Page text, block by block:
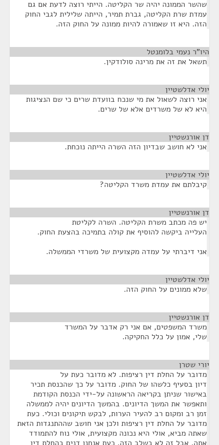
שהשר הממונה יהיה שר הקליטה. הייתי רוצה לדעת אם גם
עמדת שרת הקליטה, גברת תמיר, הייתה שלילית לגבי החוק
הזה. היא זו שאמורה להיות ממונה על החוק הזה.
היו"ר נעמי בלומנטל
תשאל את זה את מרינה סולודקין.
יולי אדלשטיין
אני רוצה לשאול את מי שנכח בוועדת שרים כי שם הנציגות
היא לא של משרדים אלא של שרים.
דן אורנשטיין
אני לא חושב שבדיון הזה השרה הייתה נוכחת.
יולי אדלשטיין
קיבלתם את עמדת משרד הקליטה?
דן אורנשטיין
יש פה מכתב משרת הקליטה. השרה לקליטת
העלייה ביקשה להוסיף את קולה בתמיכה בהצעת החוק.
אני דיברתי על עמדה מקצועית של משרדי הממשלה.
יולי אדלשטיין
שלא ממונים על החוק הזה.
דן אורנשטיין
משרד המשפטים, אם אני רק אדבר על המשרד
שלי, אמון על כלל החקיקה.
יורי שטרן
מדובר על החלת דין רציפות. לא מדובר כעת על
דיון בסעיף כלשהו של החוק. מדובר על כך שהכנסת תכיר
באישור שניתן בקריאה הראשונה על-ידי הכנסת הקודמת
ותאפשר את המשך הדיונים. בהמשך הדיונים יהיה לממשלה
זמן רב ומקום רב להעיר הערות, לבקש תיקונים וכולי. כעת
מדובר על החלת דין רציפות ולכן אני חושב שההתנגדות הזאת
שאתה מביא, אולי היא נכונה מקצועית, אולי נוח להתמודד